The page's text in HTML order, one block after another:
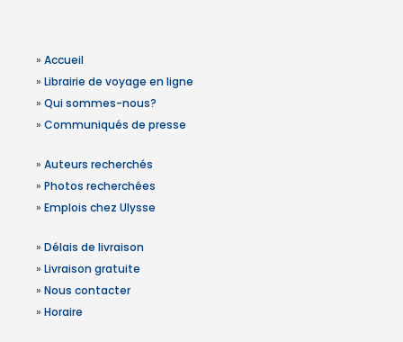
» Accueil
» Librairie de voyage en ligne
» Qui sommes-nous?
» Communiqués de presse
» Auteurs recherchés
» Photos recherchées
» Emplois chez Ulysse
» Délais de livraison
» Livraison gratuite
» Nous contacter
» Horaire